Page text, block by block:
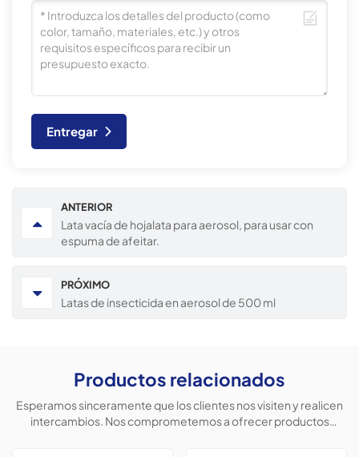
Entregar
ANTERIOR
Lata vacía de hojalata para aerosol, para usar con
espuma de afeitar.
PRÓXIMO
Latas de insecticida en aerosol de 500 ml
Productos relacionados
Esperamos sinceramente que los clientes nos visiten y realicen
intercambios. Nos comprometemos a ofrecer productos